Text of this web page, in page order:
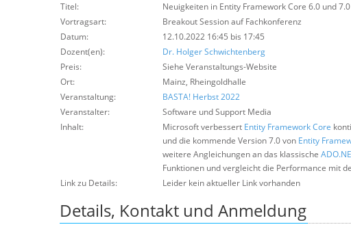
Titel:
Neuigkeiten in Entity Framework Core 6.0 und 7.0
Vortragsart:
Breakout Session auf Fachkonferenz
Datum:
12.10.2022 16:45 bis 17:45
Dozent(en):
Dr. Holger Schwichtenberg
Preis:
Siehe Veranstaltungs-Website
Ort:
Mainz, Rheingoldhalle
Veranstaltung:
BASTA! Herbst 2022
Veranstalter:
Software und Support Media
Inhalt:
Microsoft verbessert Entity Framework Core
und die kommende Version 7.0 von Entity
weitere Angleichungen an das klassische
Funktionen und vergleicht die Performance mit
Link zu Details:
Leider kein aktueller Link vorhanden
Details, Kontakt und Anmeldung